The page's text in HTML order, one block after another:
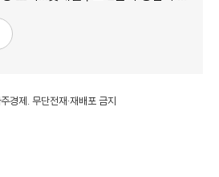
제. 무단전재·재배포 금지